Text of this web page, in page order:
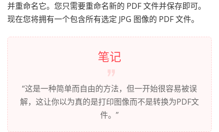
并重命名它。您只需要重命名新的 PDF 文件并保存即可。
现在您将拥有一个包含所有选定 JPG 图像的 PDF 文件。
笔记
“这是一种简单而自由的方法，但一开始很容易被误
解，这让你以为真的是打印图像而不是转换为PDF文
件。”